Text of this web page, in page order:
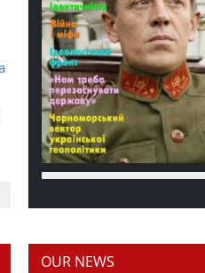
OUR NEWS